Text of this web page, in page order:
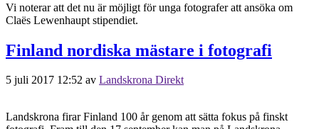
Vi noterar att det nu är möjligt för unga fotografer att ansöka om
Claës Lewenhaupt stipendiet.
Finland nordiska mästare i fotografi
5 juli 2017 12:52 av Landskrona Direkt
Landskrona firar Finland 100 år genom att sätta fokus på finskt